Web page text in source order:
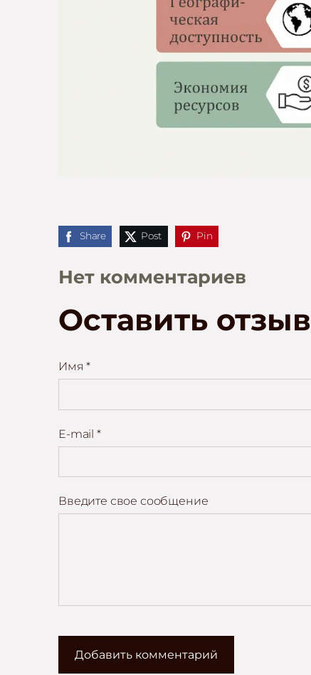
Share Post Pin
Нет комментариев
Оставить отзыв
Имя *
E-mail *
Введите свое сообщение